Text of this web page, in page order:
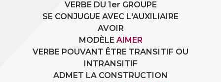
VERBE DU 1er GROUPE
SE CONJUGUE AVEC L'AUXILIAIRE
AVOIR
MODÈLE AIMER
VERBE POUVANT ÊTRE TRANSITIF OU
INTRANSITIF
ADMET LA CONSTRUCTION